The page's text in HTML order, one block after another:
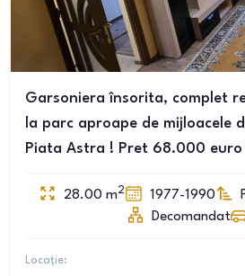
Garsoniera însorita, complet
la parc aproape de mijloacele
Piata Astra ! Pret 68.000 euro
28.00 m2 1977-1990
Decomandat
Locație: